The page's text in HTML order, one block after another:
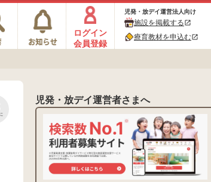
ログイン
会員登録
児発・放デイ運営法人向け
施設を掲載するopen_in_new
療育教材を申込むopen_in_new
児発・放デイ運営者さまへ